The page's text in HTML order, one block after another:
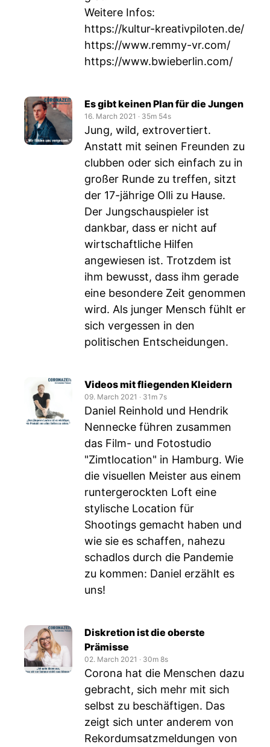
Weitere Infos:
https://kultur-kreativpiloten.de/
https://www.remmy-vr.com/
https://www.bwieberlin.com/
Es gibt keinen Plan für die Jungen
16. March 2021 ‧ 35m 54s
Jung, wild, extrovertiert.
Anstatt mit seinen Freunden zu
clubben oder sich einfach zu in
großer Runde zu treffen, sitzt
der 17-jährige Olli zu Hause.
Der Jungschauspieler ist
dankbar, dass er nicht auf
wirtschaftliche Hilfen
angewiesen ist. Trotzdem ist
ihm bewusst, dass ihm gerade
eine besondere Zeit genommen
wird. Als junger Mensch fühlt er
sich vergessen in den
politischen Entscheidungen.
Videos mit fliegenden Kleidern
09. March 2021 ‧ 31m 7s
Daniel Reinhold und Hendrik
Nennecke führen zusammen
das Film- und Fotostudio
"Zimtlocation" in Hamburg. Wie
die visuellen Meister aus einem
runtergerockten Loft eine
stylische Location für
Shootings gemacht haben und
wie sie es schaffen, nahezu
schadlos durch die Pandemie
zu kommen: Daniel erzählt es
uns!
Diskretion ist die oberste
Prämisse
02. March 2021 ‧ 30m 8s
Corona hat die Menschen dazu
gebracht, sich mehr mit sich
selbst zu beschäftigen. Das
zeigt sich unter anderem von
Rekordumsatzmeldungen von